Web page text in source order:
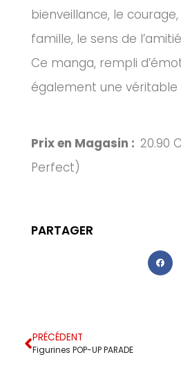
bienveillance, le
famille, le sens de
Ce manga, rempli
également une véritable
Prix en Magasin : 20.90
Perfect)
PARTAGER
PRÉCÉDENT
Figurines POP-UP PARADE